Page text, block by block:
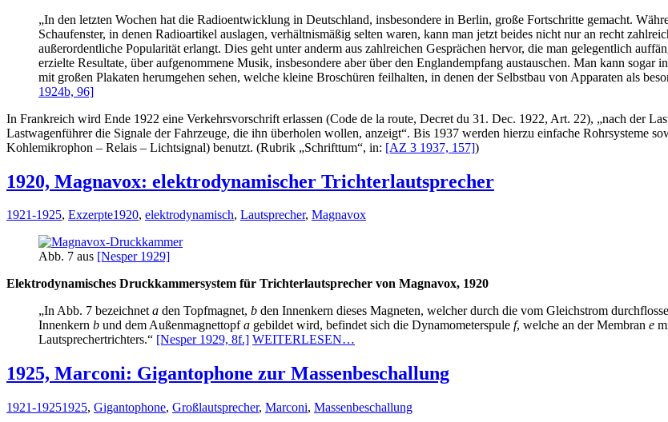
„In den letzten Wochen hat die Radioentwicklung in Deutschland, insbesondere in Berlin, große Fortschritte gemacht.
Schaufenster, in denen Radioartikel auslagen, verhältnismäßig selten waren, kann man jetzt beides nicht nur an recht
außerordentliche Popularität erlangt. Dies geht unter anderm aus zahlreichen Gesprächen hervor, die man gelegentlich
erzielte Resultate, über aufgenommene Musik, insbesondere aber über den Englandempfang austauschen. Man kann sogar
mit großen Plakaten herumgehen sehen, welche kleine Broschüren feilhalten, in denen der Selbstbau von Apparaten als
1924b, 96]
In Frankreich wird Ende 1922 eine Verkehrsvorschrift erlassen (Code de la route, Decret du 31. Dec. 1922, Art. 22), „nach der
Lastwagenführer die Signale der Fahrzeuge, die ihn überholen wollen, anzeigt“. Bis 1937 werden hierzu einfache Rohrsysteme
Kohlemikrophon – Relais – Lichtsignal) benutzt. (Rubrik „Schrifttum“, in: [AZ 3 1937, 157])
1920, Magnavox: elektrodynamischer Trichterlautsprecher
1921-1925, Exzerpte1920, elektrodynamisch, Lautsprecher, Magnavox
Abb. 7 aus [Nesper 1929]
Elektrodynamisches Druckkammersystem für Trichterlautsprecher von Magnavox, 1920
„In Abb. 7 bezeichneta den Topfmagnet, b den Innenkern dieses Magneten, welcher durch die vom Gleichstrom
Innenkern b und dem Außenmagnettopfa gebildet wird, befindet sich die Dynamometerspule f, welche an der Membran e
Lautsprechertrichters.“ [Nesper 1929, 8f.] WEITERLESEN…
1925, Marconi: Gigantophone zur Massenbeschallung
1921-19251925, Gigantophone, Großlautsprecher, Marconi, Massenbeschallung